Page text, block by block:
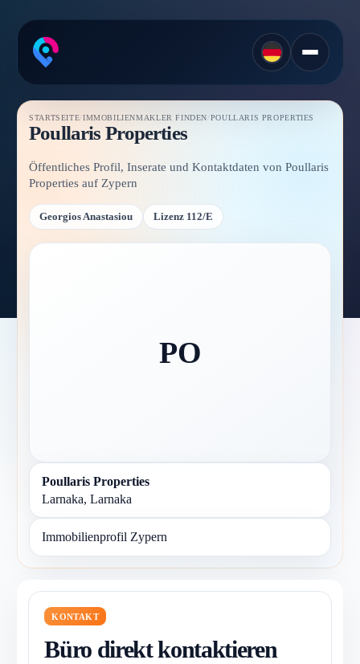
STARTSEITE/IMMOBILIENMAKLER FINDEN /POULLARIS PROPERTIES
Poullaris Properties
Öffentliches Profil, Inserate und Kontaktdaten von Poullaris
Properties auf Zypern
Georgios Anastasiou Lizenz 112/E
PO
Poullaris Properties
Larnaka, Larnaka
Immobilienprofil Zypern
KONTAKT
Büro direkt kontaktieren